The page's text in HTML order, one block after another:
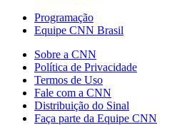
Programação
Equipe CNN Brasil
Sobre a CNN
Política de Privacidade
Termos de Uso
Fale com a CNN
Distribuição do Sinal
Faça parte da Equipe CNN